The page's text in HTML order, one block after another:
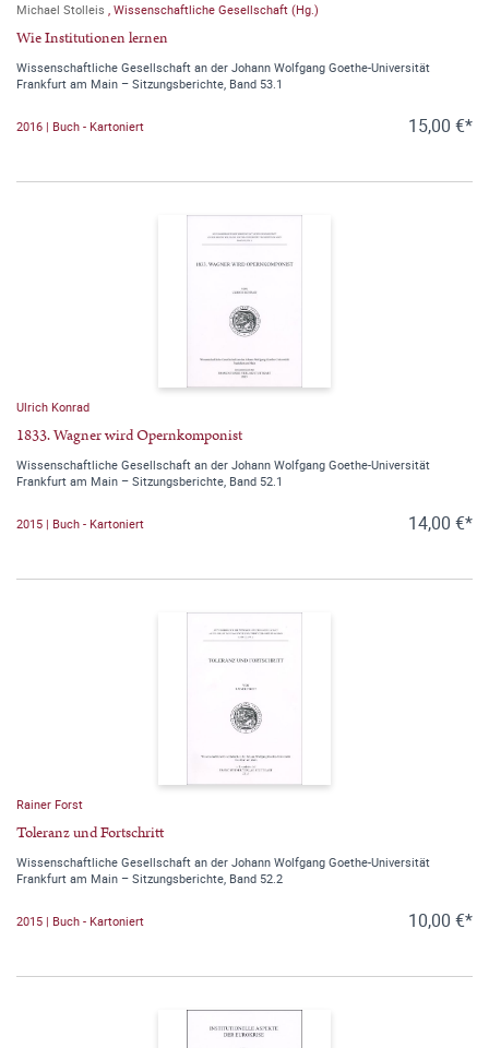
Michael Stolleis , Wissenschaftliche Gesellschaft (Hg.)
Wie Institutionen lernen
Wissenschaftliche Gesellschaft an der Johann Wolfgang Goethe-Universität
Frankfurt am Main – Sitzungsberichte, Band 53.1
2016 | Buch - Kartoniert 15,00 €*
Ulrich Konrad
1833. Wagner wird Opernkomponist
Wissenschaftliche Gesellschaft an der Johann Wolfgang Goethe-Universität
Frankfurt am Main – Sitzungsberichte, Band 52.1
2015 | Buch - Kartoniert 14,00 €*
Rainer Forst
Toleranz und Fortschritt
Wissenschaftliche Gesellschaft an der Johann Wolfgang Goethe-Universität
Frankfurt am Main – Sitzungsberichte, Band 52.2
2015 | Buch - Kartoniert 10,00 €*